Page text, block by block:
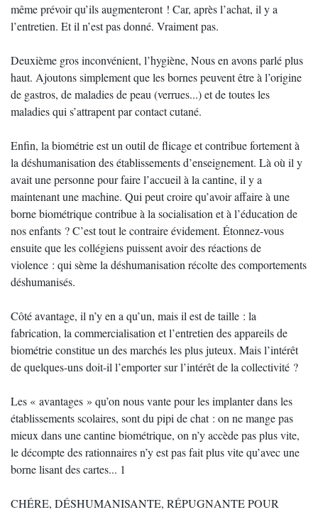
même prévoir qu’ils augmenteront ! Car, après l’achat, il y a
l’entretien. Et il n’est pas donné. Vraiment pas.
Deuxième gros inconvénient, l’hygiène, Nous en avons parlé plus
haut. Ajoutons simplement que les bornes peuvent être à l’origine
de gastros, de maladies de peau (verrues...) et de toutes les
maladies qui s’attrapent par contact cutané.
Enfin, la biométrie est un outil de flicage et contribue fortement à
la déshumanisation des établissements d’enseignement. Là où il y
avait une personne pour faire l’accueil à la cantine, il y a
maintenant une machine. Qui peut croire qu’avoir affaire à une
borne biométrique contribue à la socialisation et à l’éducation de
nos enfants ? C’est tout le contraire évidement. Étonnez-vous
ensuite que les collégiens puissent avoir des réactions de
violence : qui sème la déshumanisation récolte des comportements
déshumanisés.
Côté avantage, il n’y en a qu’un, mais il est de taille : la
fabrication, la commercialisation et l’entretien des appareils de
biométrie constitue un des marchés les plus juteux. Mais l’intérêt
de quelques-uns doit-il l’emporter sur l’intérêt de la collectivité ?
Les « avantages » qu’on nous vante pour les implanter dans les
établissements scolaires, sont du pipi de chat : on ne mange pas
mieux dans une cantine biométrique, on n’y accède pas plus vite,
le décompte des rationnaires n’y est pas fait plus vite qu’avec une
borne lisant des cartes... 1
CHÉRE, DÉSHUMANISANTE, RÉPUGNANTE POUR